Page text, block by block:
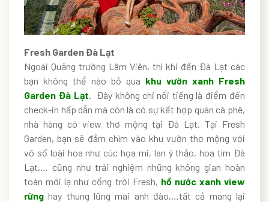
Fresh Garden Đà Lạt
Ngoài Quảng trường Lâm Viên, thì khi đến Đà Lạt các
bạn không thể nào bỏ qua khu vườn xanh Fresh
Garden Đà Lạt . Đây không chỉ nổi tiếng là điểm đến
check-in hấp dẫn mà còn là có sự kết hợp quán cà phê,
nhà hàng có view thơ mộng tại Đà Lạt. Tại Fresh
Garden, bạn sẽ đắm chìm vào khu vườn thơ mộng với
vô số loài hoa như cúc họa mi, lan ý thảo, hoa tím Đà
Lạt,… cũng như trải nghiệm những không gian hoàn
toàn mới lạ như cổng trời Fresh, hồ nước xanh view
rừng hay thung lũng mai anh đào,…tất cả mang lại